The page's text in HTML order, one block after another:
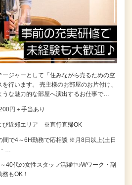
ージャーとして「住みながら売るための空
行います。 売主様のお部屋のお片付け、
うな魅力的な部屋へ演出するお仕事で…
円＋手当あり
び近郊エリア ※直行直帰OK
間で4～6H勤務で応相談 ※月8日以上(土日
…
40代の女性スタッフ活躍中♪Wワーク・副
もOK！